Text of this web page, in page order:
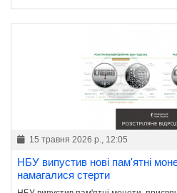
15 травня 2026 р., 12:05
НБУ випустив нові пам'ятні
намагалися стерти